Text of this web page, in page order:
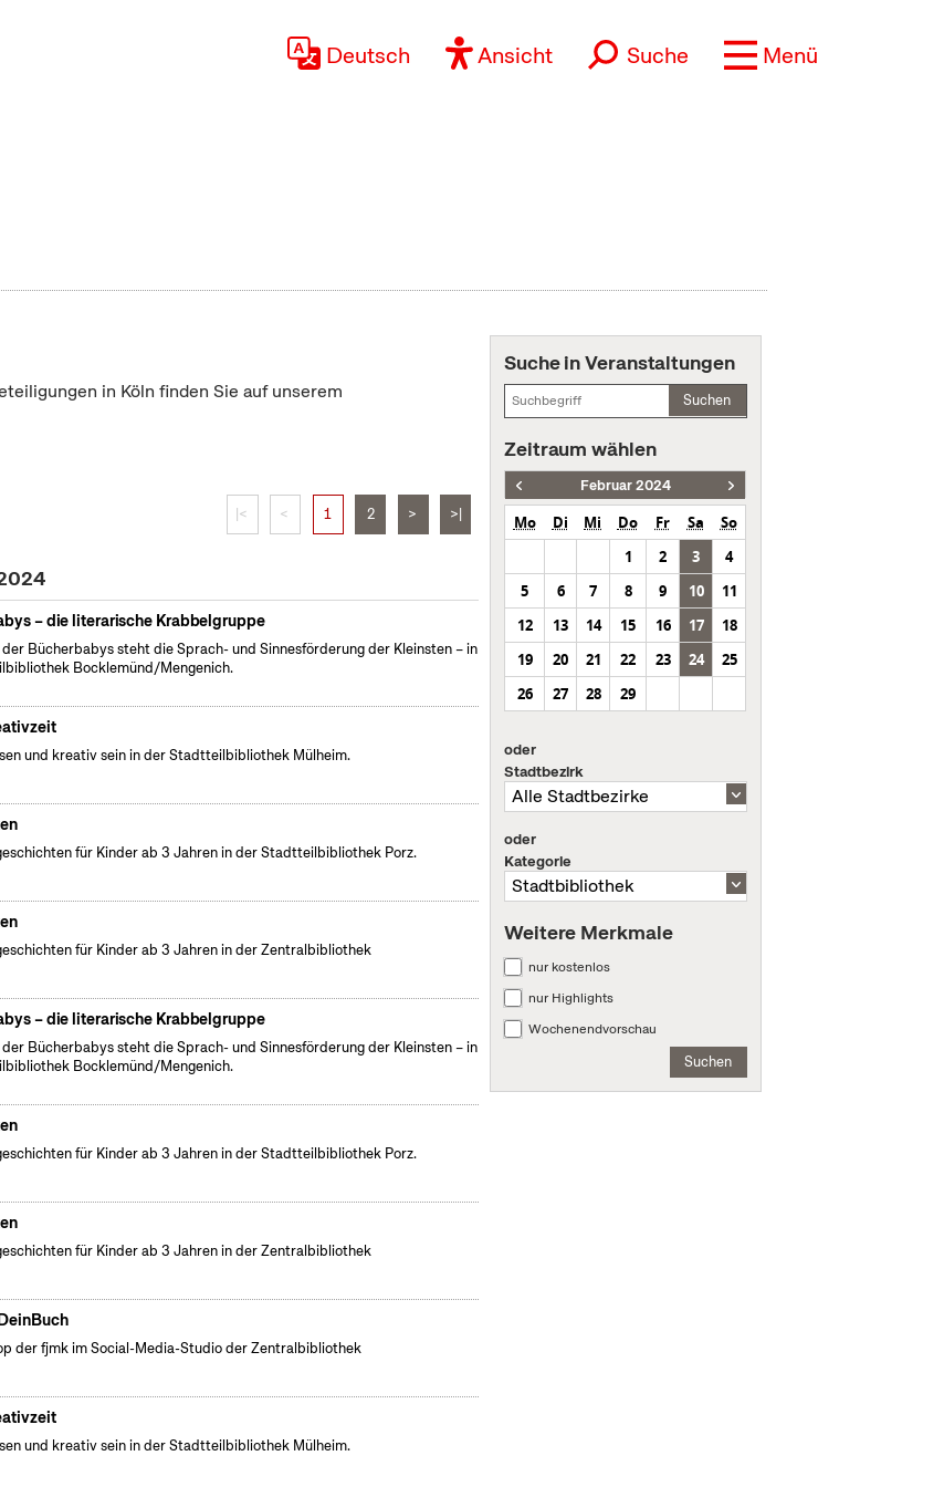
Deutsch Ansicht Suche Menü
in Köln finden Sie auf unserem
|< < 1 2 > >|
– die literarische Krabbelgruppe
Bücherbabys steht die Sprach- und Sinnesförderung der Kleinsten – in
Bocklemünd/Mengenich.
und kreativ sein in der Stadtteilbibliothek Mülheim.
für Kinder ab 3 Jahren in der Stadtteilbibliothek Porz.
für Kinder ab 3 Jahren in der Zentralbibliothek
– die literarische Krabbelgruppe
Bücherbabys steht die Sprach- und Sinnesförderung der Kleinsten – in
Bocklemünd/Mengenich.
für Kinder ab 3 Jahren in der Stadtteilbibliothek Porz.
für Kinder ab 3 Jahren in der Zentralbibliothek
der fjmk im Social-Media-Studio der Zentralbibliothek
und kreativ sein in der Stadtteilbibliothek Mülheim.
Suche in Veranstaltungen
Suchen
Zeitraum wählen
Februar 2024
Mo Di Mi Do Fr Sa
So
1
2 3
4
5
6 7 8 9 10
11
12
13 14 15 16 17
18
19
20 21 22 23 24
25
26
27 28 29
oder
Stadtbezirk
oder
Kategorie
Weitere Merkmale
nur kostenlos
nur Highlights
Wochenendvorschau
Suchen